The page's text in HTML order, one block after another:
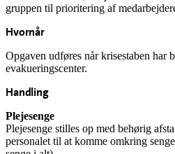
gruppen til prioritering af
Hvornår
Opgaven udføres når krisestaben har
evakueringscenter.
Handling
Plejesenge
Plejesenge stilles op med behørig
personalet til at komme omkring